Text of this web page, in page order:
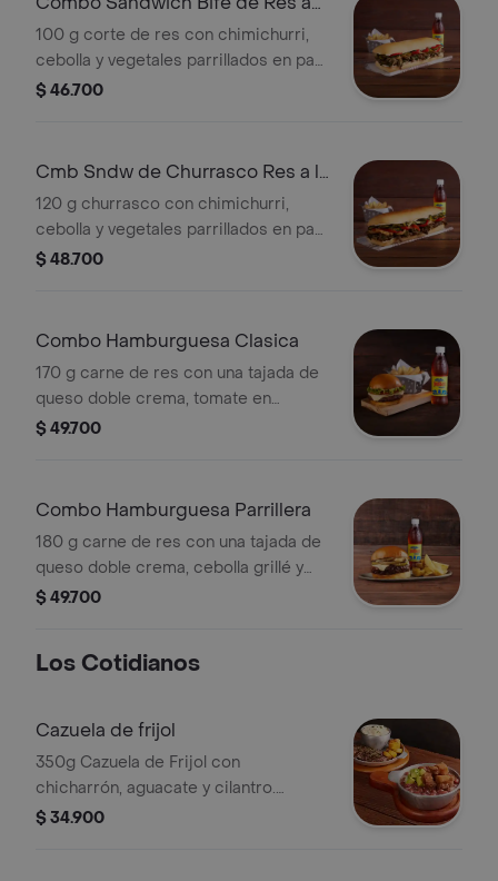
la Parrilla
100 g corte de res con chimichurri,
cebolla y vegetales parrillados en pan
horneado acompañado de una
$ 46.700
Cmb Sndw de Churrasco Res a la
Parrillla
120 g churrasco con chimichurri,
cebolla y vegetales parrillados en pan
horneado acompañado de una
$ 48.700
Combo Hamburguesa Clasica
170 g carne de res con una tajada de
queso doble crema, tomate en
rodajas, cebolla en rodajas, lechuga y
papas y bebida.
$ 49.700
Combo Hamburguesa Parrillera
180 g carne de res con una tajada de
queso doble crema, cebolla grillé y
salsa BBQ en pan brioche
$ 49.700
Los Cotidianos
Cazuela de frijol
350g Cazuela de Frijol con
chicharrón, aguacate y cilantro.
Acompañada de 150 g de bife de
$ 34.900